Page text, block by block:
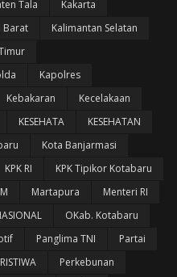
Tala
Kakarta
Barat
Kalimantan Selatan
Kapolres
Kebakaran
Kecelakaan
KESEHATA
KESEHATAN
Kota Banjarmasi
KPK RI
KPK Tipikor Kotabaru
Martapura
Menteri RI
OKab. Kotabaru
Panglima TNI
Partai
Perkebunan